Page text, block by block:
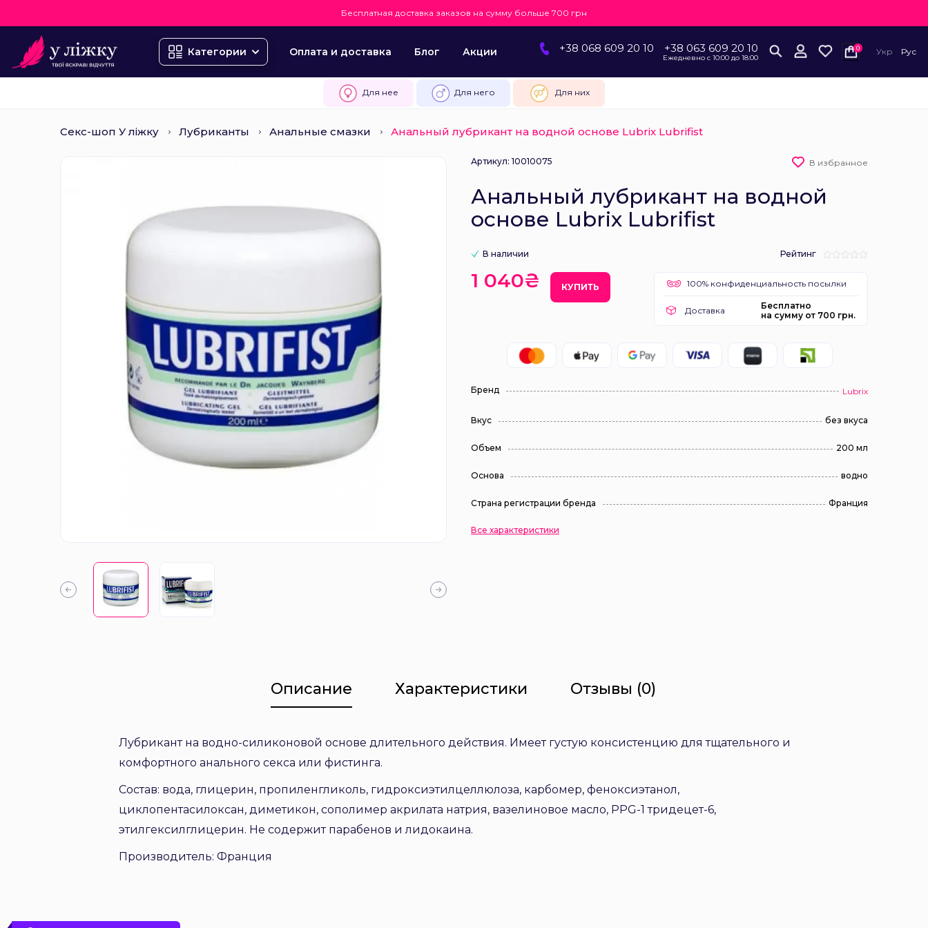
Бесплатная доставка заказов на сумму больше 700 грн
Категории Оплата и доставка Блог Акции +38 068 609 20 10 +38 063 609 20 10
Ежедневно с 10:00 до 18:00
0 Укр Рус
Для нее Для него Для них
Секс-шоп У ліжку Лубриканты Анальные смазки Анальный лубрикант на водной основе Lubrix Lubrifist
Артикул: 10010075 В избранное
Анальный лубрикант на водной
основе Lubrix Lubrifist
В наличии Рейтинг
1 040₴ КУПИТЬ 100% конфиденциальность посылки
Доставка
Бесплатно
на сумму от 700 грн.
Бренд Lubrix
Вкус без вкуса
Объем 200 мл
Основа водно
Страна регистрации бренда Франция
Все характеристики
Описание Характеристики Отзывы (0)
Лубрикант на водно-силиконовой основе длительного действия. Имеет густую консистенцию для тщательного и
комфортного анального секса или фистинга.
Состав: вода, глицерин, пропиленгликоль, гидроксиэтилцеллюлоза, карбомер, феноксиэтанол,
циклопентасилоксан, диметикон, сополимер акрилата натрия, вазелиновое масло, PPG-1 тридецет-6,
этилгексилглицерин. Не содержит парабенов и лидокаина.
Производитель: Франция